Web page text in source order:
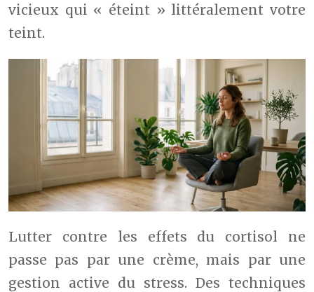
vicieux qui « éteint » littéralement votre
teint.
Lutter contre les effets du cortisol ne
passe pas par une crème, mais par une
gestion active du stress. Des techniques